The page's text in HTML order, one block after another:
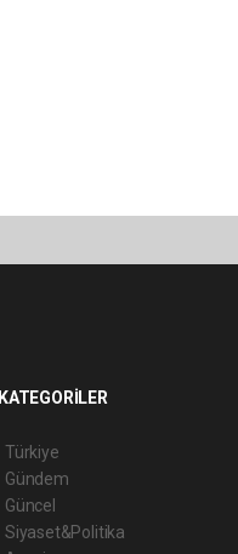
KATEGORİLER
Türkiye
Gündem
Güncel
Siyaset&Politika